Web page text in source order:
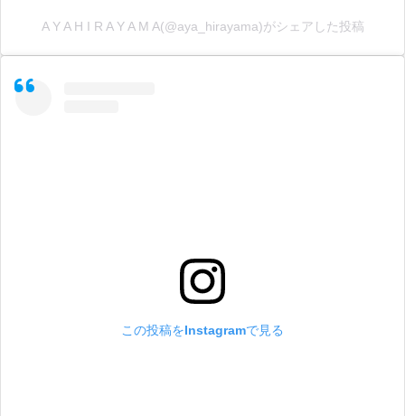
A Y A H I R A Y A M A(@aya_hirayama)がシェアした投稿
この投稿をInstagramで見る